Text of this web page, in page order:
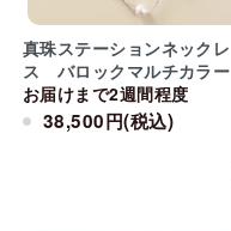
真珠ステーションネックレ
ス バロックマルチカラー
お届けまで2週間程度
38,500円(税込)